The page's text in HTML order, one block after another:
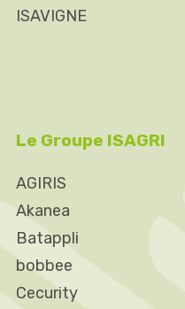
ISAVIGNE
Le Groupe ISAGRI
AGIRIS
Akanea
Batappli
bobbee
Cecurity